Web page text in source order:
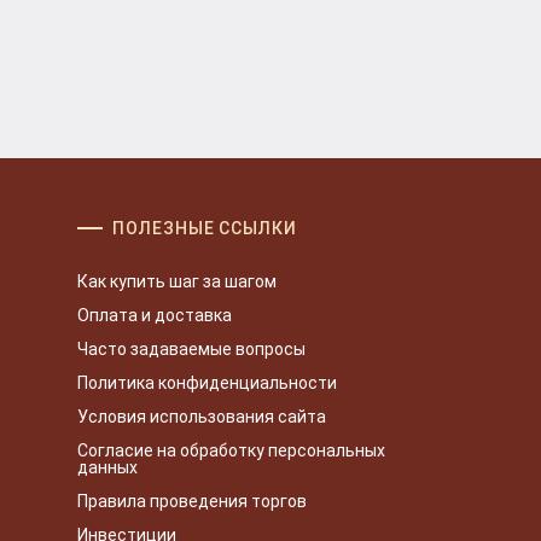
ПОЛЕЗНЫЕ ССЫЛКИ
Как купить шаг за шагом
Оплата и доставка
Часто задаваемые вопросы
Политика конфиденциальности
Условия использования сайта
Согласие на обработку персональных
данных
Правила проведения торгов
Инвестиции